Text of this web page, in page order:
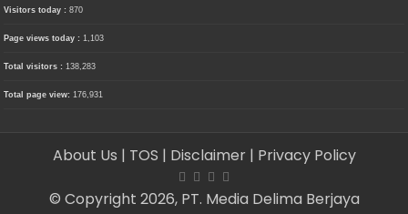
Visitors today :870
Page views today :1,103
Total visitors :138,283
Total page view:176,931
About Us | TOS | Disclaimer | Privacy Policy
© Copyright 2026, PT. Media Delima Berjaya